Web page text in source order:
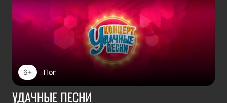
Поп
6+
УДАЧНЫЕ ПЕСНИ